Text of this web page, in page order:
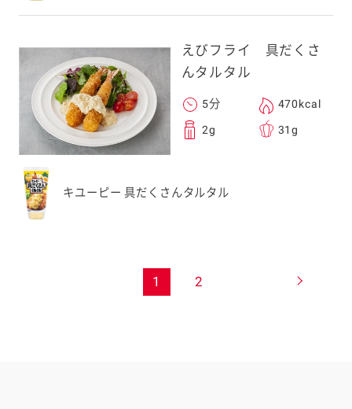
えびフライ 具だくさ
んタルタル
5分 470kcal
2g 31g
キユーピー 具だくさんタルタル
1 2